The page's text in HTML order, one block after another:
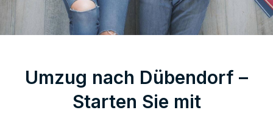
Umzug nach Dübendorf –
Starten Sie mit